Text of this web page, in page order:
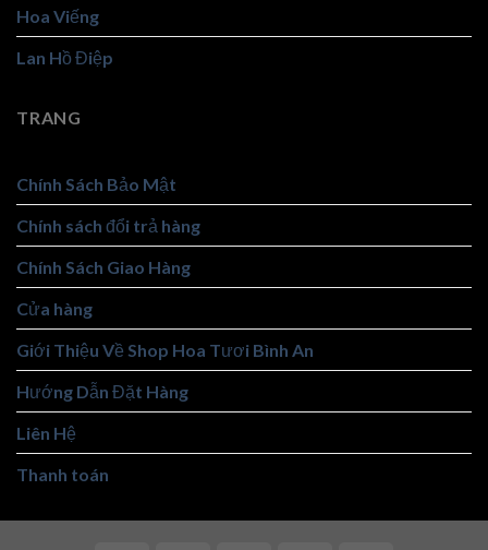
Hoa Viếng
Lan Hồ Điệp
TRANG
Chính Sách Bảo Mật
Chính sách đổi trả hàng
Chính Sách Giao Hàng
Cửa hàng
Giới Thiệu Về Shop Hoa Tươi Bình An
Hướng Dẫn Đặt Hàng
Liên Hệ
Thanh toán